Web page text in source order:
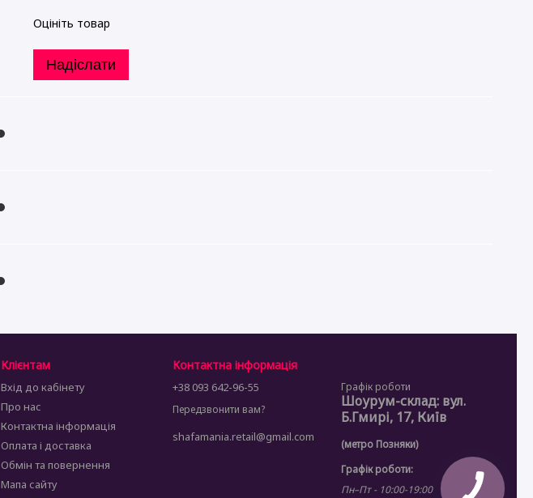
Оцініть товар
Надіслати
Клієнтам
Вхід до кабінету
Про нас
Контактна інформація
Оплата і доставка
Обмін та повернення
Мапа сайту
Контактна інформація
+38 093 642-96-55
Передзвонити вам?
shafamania.retail@gmail.com
Графік роботи
Шоурум-склад: вул.
Б.Гмирі, 17, Київ
(метро Позняки)
Графік роботи:
Пн–Пт - 10:00-19:00